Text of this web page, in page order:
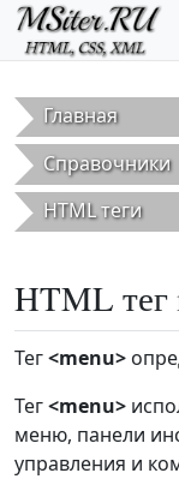
Перейти к
Главная
Справочники
HTML теги
HTML тег
Тег<menu>
Тег<menu>
меню, панели
управления и